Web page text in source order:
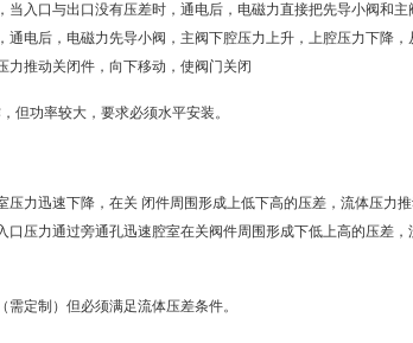
当入口与出口没有压差时，通电后，电磁力直接把先导小阀和
电后，电磁力先导小阀，主阀下腔压力上升，上腔压力下降，
力推动关闭件，向下移动，使阀门关闭
但功率较大，要求必须水平安装。
压力迅速下降，在关 闭件周围形成上低下高的压差，流体压力
压力通过旁通孔迅速腔室在关阀件周围形成下低上高的压差，
定制）但必须满足流体压差条件。